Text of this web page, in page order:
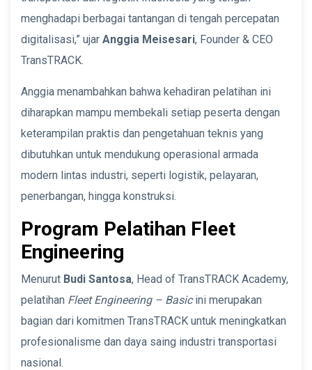
menghadapi berbagai tantangan di tengah percepatan
digitalisasi,” ujar Anggia Meisesari, Founder & CEO
TransTRACK.
Anggia menambahkan bahwa kehadiran pelatihan ini
diharapkan mampu membekali setiap peserta dengan
keterampilan praktis dan pengetahuan teknis yang
dibutuhkan untuk mendukung operasional armada
modern lintas industri, seperti logistik, pelayaran,
penerbangan, hingga konstruksi.
Program Pelatihan Fleet
Engineering
Menurut Budi Santosa, Head of TransTRACK Academy,
pelatihan Fleet Engineering – Basicini merupakan
bagian dari komitmen TransTRACK untuk meningkatkan
profesionalisme dan daya saing industri transportasi
nasional.